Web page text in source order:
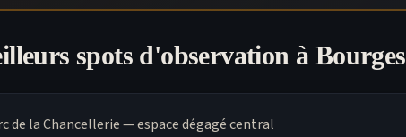
spots d'observation à Bourges
de la Chancellerie — espace dégagé central